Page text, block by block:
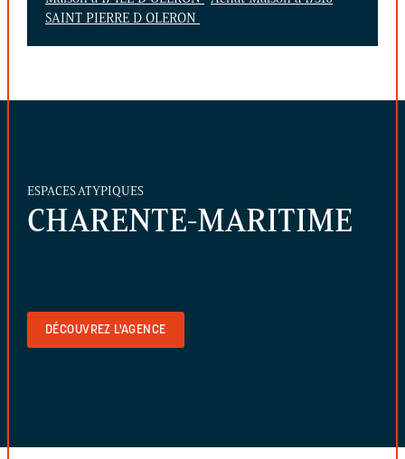
SAINT PIERRE D OLERON
ESPACES ATYPIQUES
CHARENTE-MARITIME
DÉCOUVREZ L'AGENCE